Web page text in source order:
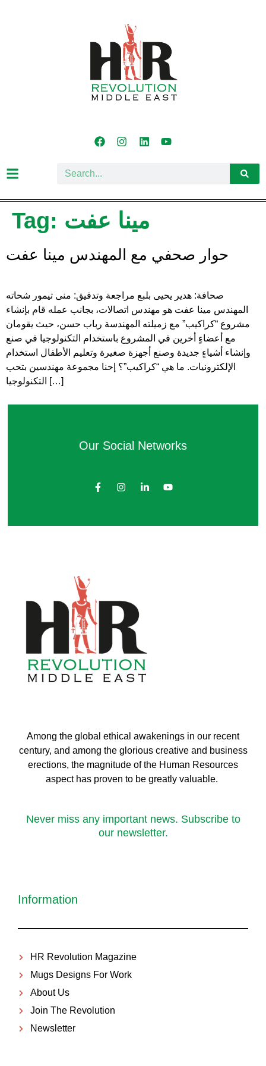
Tag: مينا عفت
حوار صحفي مع المهندس مينا عفت
صحافة: هدير يحيى بلبع مراجعة وتدقيق: منى تيمور شحاته
المهندس مينا عفت هو مهندس اتصالات، بجانب عمله قام بإنشاء
مشروع “كراكيب” مع زميلته المهندسة رباب حسن، حيث يقومان
مع أعضاءٍ أخرين في المشروع باستخدام التكنولوجيا في صنع
وإنشاء أشياءٍ جديدة وصنع أجهزة صغيرة وتعليم الأطفال استخدام
الإلكترونيات. ما هي “كراكيب”؟ إحنا مجموعة مهندسين بتحب
التكنولوجيا […]
Our Social Networks
Among the global ethical awakenings in our recent
century, and among the glorious creative and business
erections, the magnitude of the Human Resources
aspect has proven to be greatly valuable.
Never miss any important news. Subscribe to
our newsletter.
Information
HR Revolution Magazine
Mugs Designs For Work
About Us
Join The Revolution
Newsletter